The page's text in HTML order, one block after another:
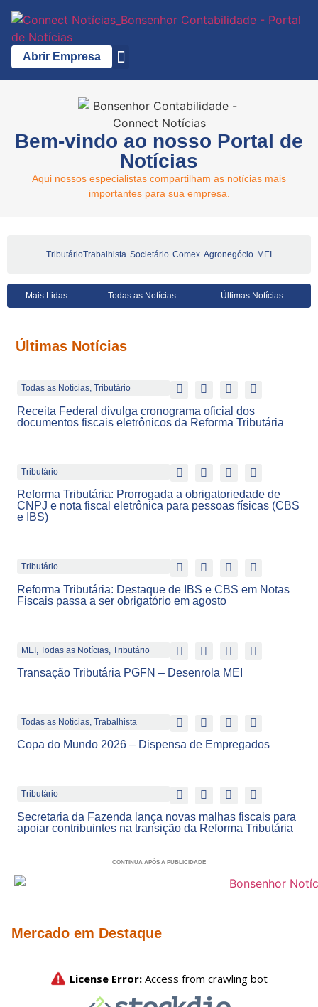
Abrir Empresa
Bem-vindo ao nosso Portal de
Notícias
Aqui nossos especialistas compartilham as notícias mais
importantes para sua empresa.
TributárioTrabalhista Societário Comex Agronegócio MEI
Mais Lidas Todas as Notícias Últimas Notícias
Últimas Notícias
Todas as Notícias, Tributário
Receita Federal divulga cronograma oficial dos
documentos fiscais eletrônicos da Reforma Tributária
Tributário
Reforma Tributária: Prorrogada a obrigatoriedade de
CNPJ e nota fiscal eletrônica para pessoas físicas (CBS
e IBS)
Tributário
Reforma Tributária: Destaque de IBS e CBS em Notas
Fiscais passa a ser obrigatório em agosto
MEI Todas as Notícias Tributário
Transação Tributária PGFN – Desenrola MEI
Todas as Notícias, Trabalhista
Copa do Mundo 2026 – Dispensa de Empregados
Tributário
Secretaria da Fazenda lança novas malhas fiscais para
apoiar contribuintes na transição da Reforma Tributária
CONTINUA APÓS A PUBLICIDADE
Mercado em Destaque